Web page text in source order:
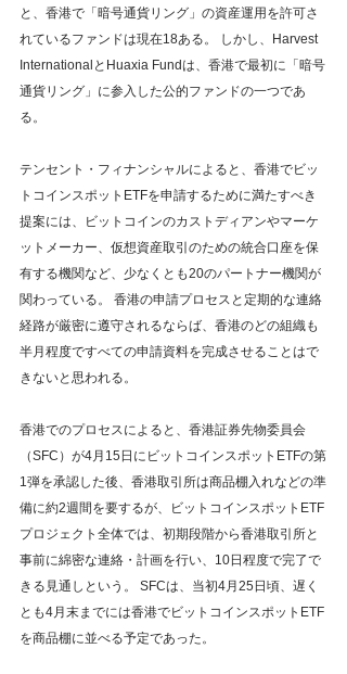
と、香港で「暗号通貨リング」の資産運用を許可さ
れているファンドは現在18ある。 しかし、Harvest
InternationalとHuaxia Fundは、香港で最初に「暗号
通貨リング」に参入した公的ファンドの一つであ
る。
テンセント・フィナンシャルによると、香港でビッ
トコインスポットETFを申請するために満たすべき
提案には、ビットコインのカストディアンやマーケ
ットメーカー、仮想資産取引のための統合口座を保
有する機関など、少なくとも20のパートナー機関が
関わっている。 香港の申請プロセスと定期的な連絡
経路が厳密に遵守されるならば、香港のどの組織も
半月程度ですべての申請資料を完成させることはで
きないと思われる。
香港でのプロセスによると、香港証券先物委員会
（SFC）が4月15日にビットコインスポットETFの第
1弾を承認した後、香港取引所は商品棚入れなどの準
備に約2週間を要するが、ビットコインスポットETF
プロジェクト全体では、初期段階から香港取引所と
事前に綿密な連絡・計画を行い、10日程度で完了で
きる見通しという。 SFCは、当初4月25日頃、遅く
とも4月末までには香港でビットコインスポットETF
を商品棚に並べる予定であった。